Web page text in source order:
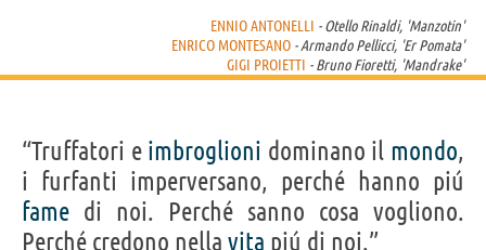
ENNIO ANTONELLI - Otello Rinaldi, 'Manzotin'
ENRICO MONTESANO - Armando Pellicci, 'Er Pomata'
GIGI PROIETTI - Bruno Fioretti, 'Mandrake'
“Truffatori e imbroglioni dominano il mondo,
i furfanti imperversano, perché hanno piú
fame di noi. Perché sanno cosa vogliono.
Perché credono nella vita piú di noi.”